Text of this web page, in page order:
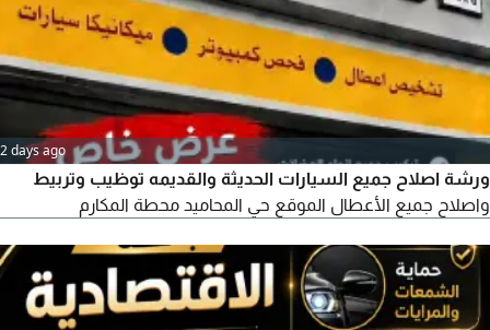
2 days ago
ورشة اصلاح جميع السيارات الحديثة والقديمه توظيب وتربيط
واصلاح جميع الأعطال الموقع حي المحاميد محطة المكارم